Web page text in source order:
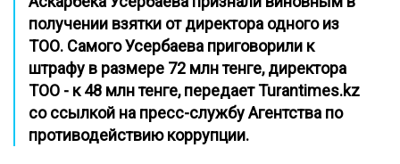
получении взятки от директора одного из
ТОО. Самого Усербаева приговорили к
штрафу в размере 72 млн тенге, директора
ТОО - к 48 млн тенге, передаетTurantimes.kz
со ссылкой на пресс-службу Агентства по
противодействию коррупции.